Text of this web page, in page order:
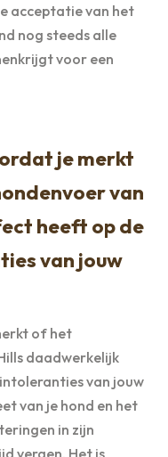
acceptatie van het
nog steeds alle
voor een
je merkt
van
heeft op de
van jouw
of het
daadwerkelijk
van jouw
van je hond en het
in zijn
vergen. Het is